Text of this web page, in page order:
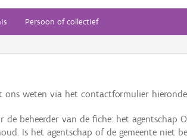
Persoon of collectief
ons weten via het contactformulier
beheerder van de fiche: het agentschap
Is het agentschap of de gemeente niet